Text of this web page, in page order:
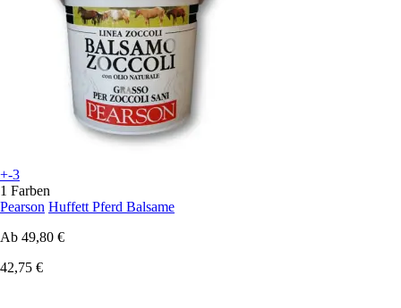
+-3
1 Farben
Pearson Huffett Pferd Balsame
Ab 49,80 €
42,75 €